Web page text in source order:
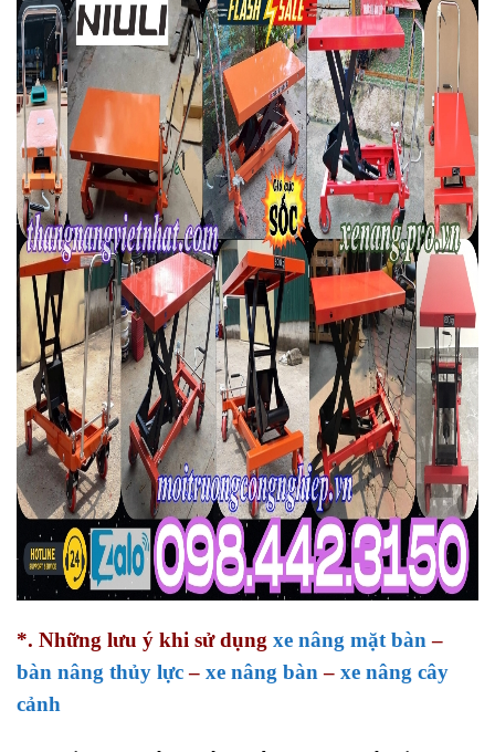
*. Những lưu ý khi sử dụng xe nâng mặt bàn –
bàn nâng thủy lực– xe nâng bàn – xe nâng cây
cảnh